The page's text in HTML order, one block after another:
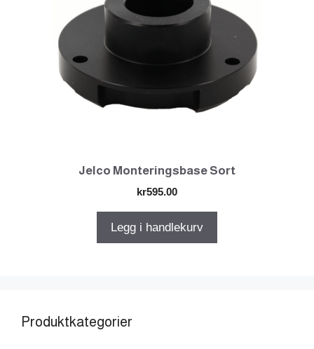
Jelco Monteringsbase Sort
kr595.00
Legg i handlekurv
Produktkategorier